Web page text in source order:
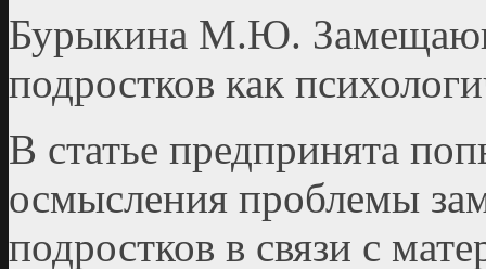
Бурыкина М.Ю.
подростков как
В статье предпринята
осмысления проблемы
подростков в связи с